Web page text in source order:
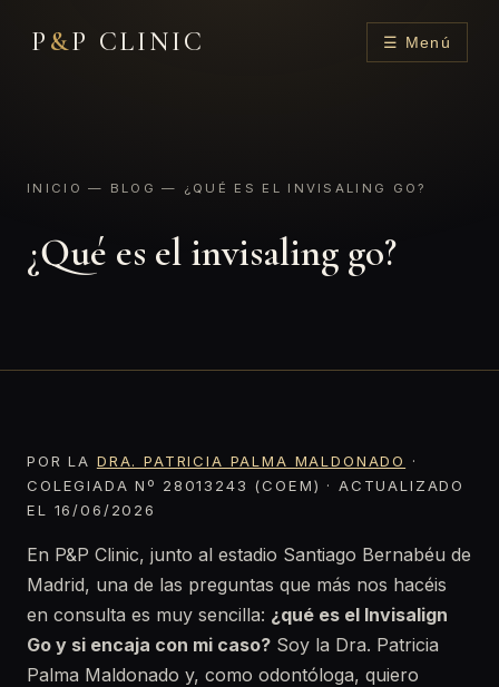
P &P CLINIC ☰ Menú
INICIO — BLOG — ¿QUÉ ES EL INVISALING GO?
¿Qué es el invisaling go?
POR LA DRA. PATRICIA PALMA MALDONADO
·
COLEGIADA Nº 28013243 (COEM) · ACTUALIZADO
EL 16/06/2026
En P&P Clinic, junto al estadio Santiago Bernabéu de
Madrid, una de las preguntas que más nos hacéis
en consulta es muy sencilla: ¿qué es el Invisalign
Go y si encaja con mi caso? Soy la Dra. Patricia
Palma Maldonado y, como odontóloga, quiero